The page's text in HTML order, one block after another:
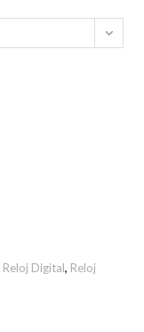
Reloj Digital, Reloj